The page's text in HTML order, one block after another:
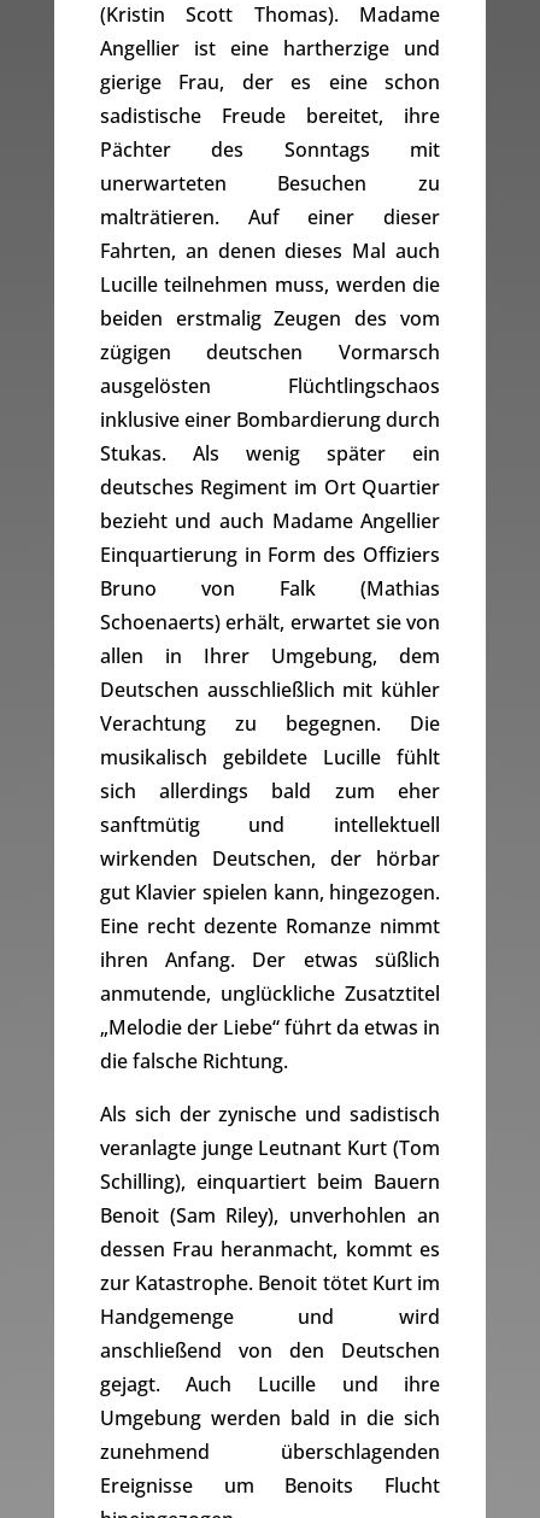
(Kristin Scott Thomas). Madame
Angellier ist eine hartherzige und
gierige Frau, der es eine schon
sadistische Freude bereitet, ihre
Pächter des Sonntags mit
unerwarteten Besuchen zu
malträtieren. Auf einer dieser
Fahrten, an denen dieses Mal auch
Lucille teilnehmen muss, werden die
beiden erstmalig Zeugen des vom
zügigen deutschen Vormarsch
ausgelösten Flüchtlingschaos
inklusive einer Bombardierung durch
Stukas. Als wenig später ein
deutsches Regiment im Ort Quartier
bezieht und auch Madame Angellier
Einquartierung in Form des Offiziers
Bruno von Falk (Mathias
Schoenaerts) erhält, erwartet sie von
allen in Ihrer Umgebung, dem
Deutschen ausschließlich mit kühler
Verachtung zu begegnen. Die
musikalisch gebildete Lucille fühlt
sich allerdings bald zum eher
sanftmütig und intellektuell
wirkenden Deutschen, der hörbar
gut Klavier spielen kann, hingezogen.
Eine recht dezente Romanze nimmt
ihren Anfang. Der etwas süßlich
anmutende, unglückliche Zusatztitel
„Melodie der Liebe“ führt da etwas in
die falsche Richtung.
Als sich der zynische und sadistisch
veranlagte junge Leutnant Kurt (Tom
Schilling), einquartiert beim Bauern
Benoit (Sam Riley), unverhohlen an
dessen Frau heranmacht, kommt es
zur Katastrophe. Benoit tötet Kurt im
Handgemenge und wird
anschließend von den Deutschen
gejagt. Auch Lucille und ihre
Umgebung werden bald in die sich
zunehmend überschlagenden
Ereignisse um Benoits Flucht